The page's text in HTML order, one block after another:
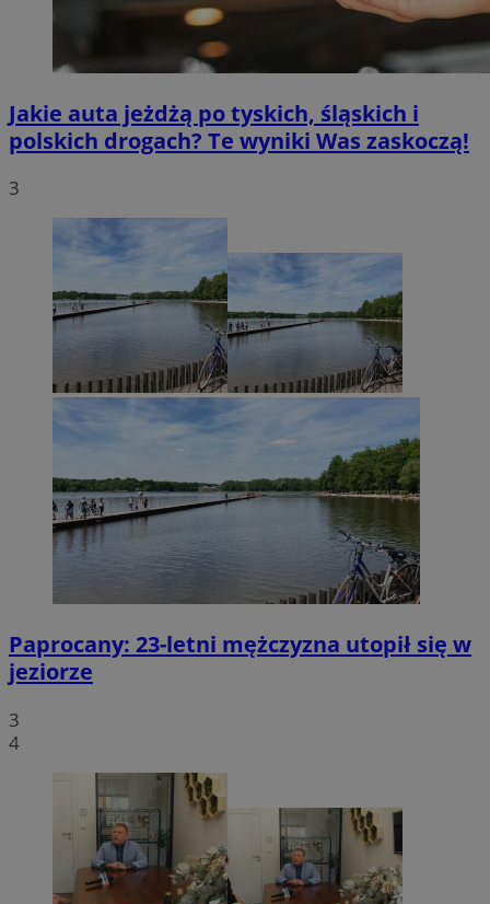
Jakie auta jeżdżą po tyskich, śląskich i
polskich drogach? Te wyniki Was zaskoczą!
3
Paprocany: 23-letni mężczyzna utopił się w
jeziorze
3
4